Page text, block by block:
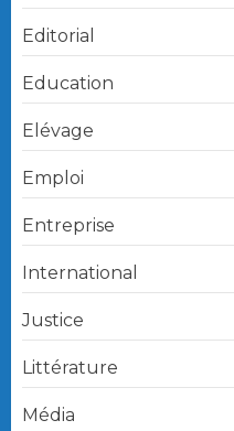
Editorial
Education
Elévage
Emploi
Entreprise
International
Justice
Littérature
Média